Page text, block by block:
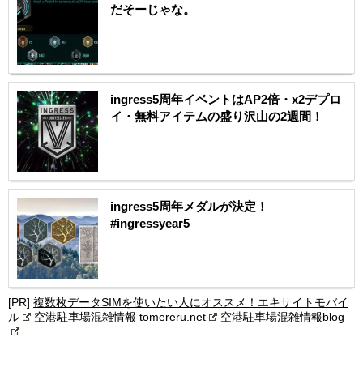
だそーじゃな。
ingress5周年イベントはAP2倍・x2デプロ
イ・無料アイテムの盛り沢山の2週間！
ingress5周年メダルが決定！
#ingressyear5
[PR] 複数枚データSIMを使いたい人にオススメ！エキサイトモバイ
ル
空港駐車場混雑情報 tomereru.net 空港駐車場混雑情報blog